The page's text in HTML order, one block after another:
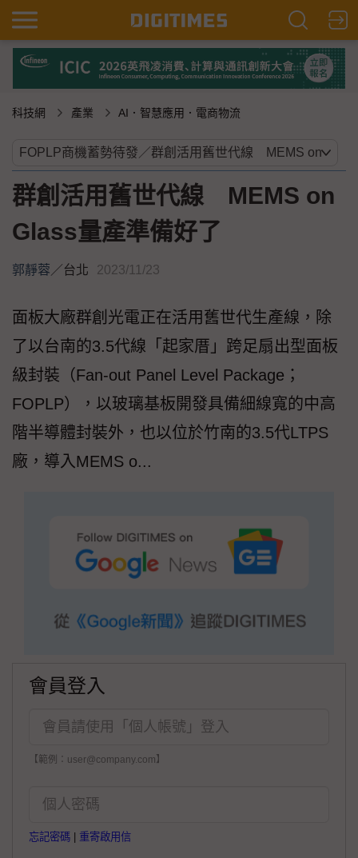
科技網 產業 AI．智慧應用．電商物流
群創活用舊世代線 MEMS on
Glass量產準備好了
郭靜蓉／台北 2023/11/23
面板大廠群創光電正在活用舊世代生產線，除
了以台南的3.5代線「起家厝」跨足扇出型面板
級封裝（Fan-out Panel Level Package；
FOPLP），以玻璃基板開發具備細線寬的中高
階半導體封裝外，也以位於竹南的3.5代LTPS
廠，導入MEMS o...
會員登入
【範例：user@company.com】
忘記密碼 重寄啟用信